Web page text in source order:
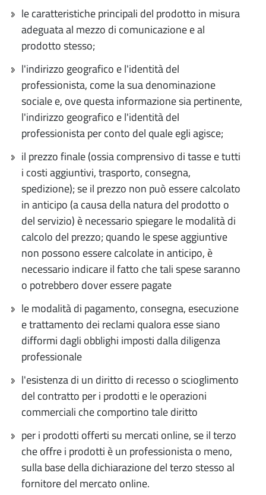
le caratteristiche principali del prodotto in misura
adeguata al mezzo di comunicazione e al
prodotto stesso;
l'indirizzo geografico e l'identità del
professionista, come la sua denominazione
sociale e, ove questa informazione sia pertinente,
l'indirizzo geografico e l'identità del
professionista per conto del quale egli agisce;
il prezzo finale (ossia comprensivo di tasse e tutti
i costi aggiuntivi, trasporto, consegna,
spedizione); se il prezzo non può essere calcolato
in anticipo (a causa della natura del prodotto o
del servizio) è necessario spiegare le modalità di
calcolo del prezzo; quando le spese aggiuntive
non possono essere calcolate in anticipo, è
necessario indicare il fatto che tali spese saranno
o potrebbero dover essere pagate
le modalità di pagamento, consegna, esecuzione
e trattamento dei reclami qualora esse siano
difformi dagli obblighi imposti dalla diligenza
professionale
l'esistenza di un diritto di recesso o scioglimento
del contratto per i prodotti e le operazioni
commerciali che comportino tale diritto
per i prodotti offerti su mercati online, se il terzo
che offre i prodotti è un professionista o meno,
sulla base della dichiarazione del terzo stesso al
fornitore del mercato online.